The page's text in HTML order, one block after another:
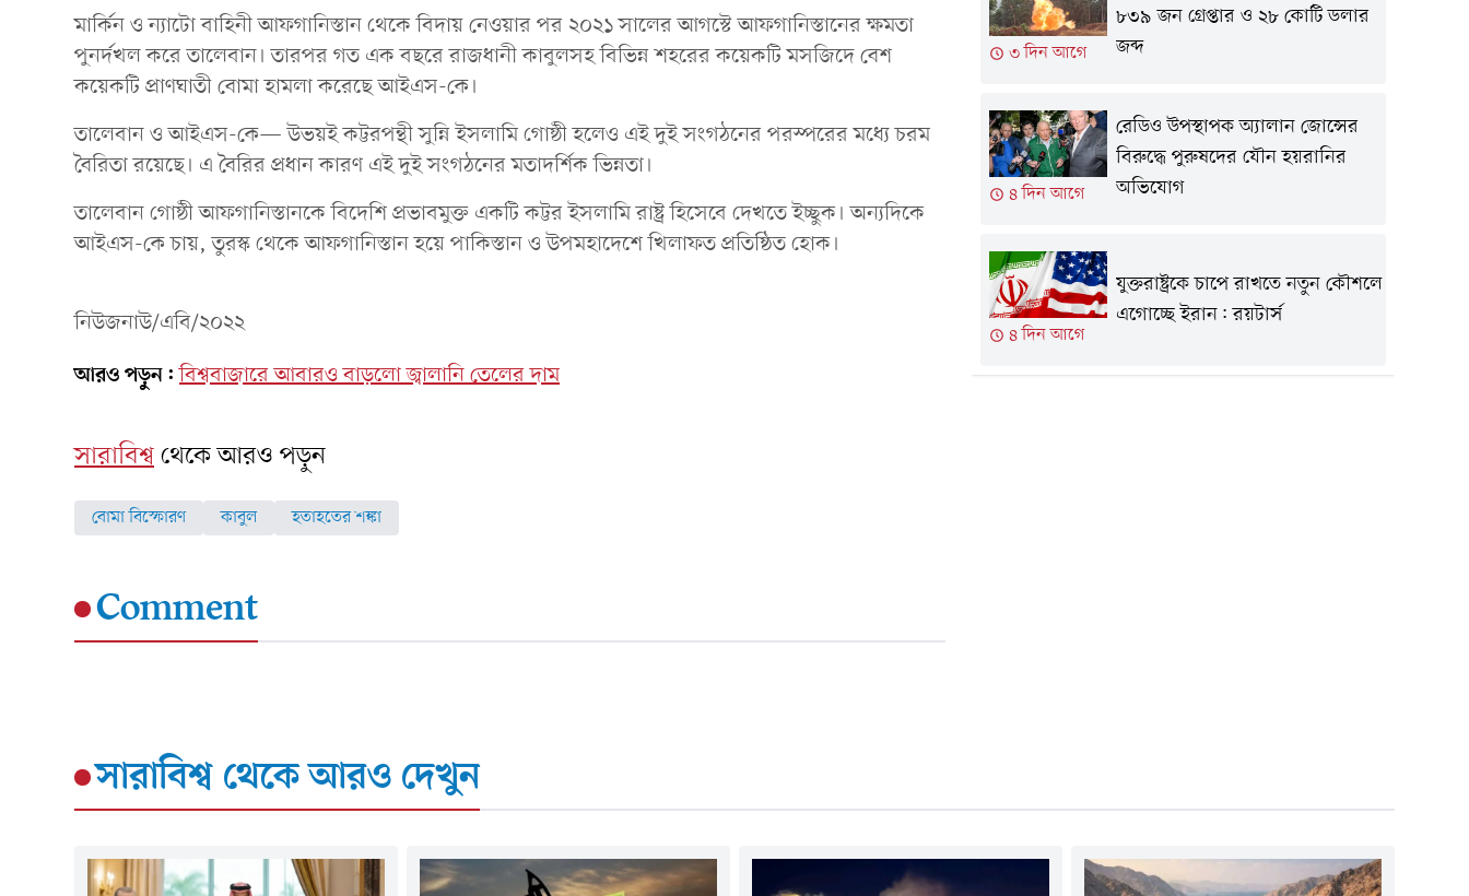
মার্কিন ও ন্যাটো বাহিনী আফগানিস্তান থেকে বিদায় নেওয়ার পর ২০২১ সালের আগস্টে আফগানিস্তানের ক্ষমতা
পুনর্দখল করে তালেবান। তারপর গত এক বছরে রাজধানী কাবুলসহ বিভিন্ন শহরের কয়েকটি মসজিদে বেশ
কয়েকটি প্রাণঘাতী বোমা হামলা করেছে আইএস-কে।
তালেবান ও আইএস-কে— উভয়ই কট্টরপন্থী সুন্নি ইসলামি গোষ্ঠী হলেও এই দুই সংগঠনের পরস্পরের মধ্যে চরম
বৈরিতা রয়েছে। এ বৈরির প্রধান কারণ এই দুই সংগঠনের মতাদর্শিক ভিন্নতা।
তালেবান গোষ্ঠী আফগানিস্তানকে বিদেশি প্রভাবমুক্ত একটি কট্টর ইসলামি রাষ্ট্র হিসেবে দেখতে ইচ্ছুক। অন্যদিকে
আইএস-কে চায়, তুরস্ক থেকে আফগানিস্তান হয়ে পাকিস্তান ও উপমহাদেশে খিলাফত প্রতিষ্ঠিত হোক।
নিউজনাউ/এবি/২০২২
আরও পড়ুন: বিশ্ববাজারে আবারও বাড়লো জ্বালানি তেলের দাম
সারাবিশ্বথেকে আরও পড়ুন
বোমা বিস্ফোরণ কাবুল হতাহতের শঙ্কা
Comment
৩ দিন আগে
৮৩৯ জন গ্রেপ্তার ও ২৮ কোটি ডলার
জব্দ
৪ দিন আগে
রেডিও উপস্থাপক অ্যালান জোন্সের
বিরুদ্ধে পুরুষদের যৌন হয়রানির
অভিযোগ
৪ দিন আগে
যুক্তরাষ্ট্রকে চাপে রাখতে নতুন কৌশলে
এগোচ্ছে ইরান: রয়টার্স
সারাবিশ্ব থেকে আরও দেখুন